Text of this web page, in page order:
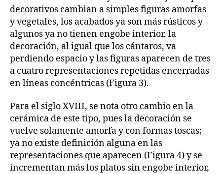
decorativos cambian a simples figuras amorfas
y vegetales, los acabados ya son más rústicos y
algunos ya no tienen engobe interior, la
decoración, al igual que los cántaros, va
perdiendo espacio y las figuras aparecen de tres
a cuatro representaciones repetidas encerradas
en líneas concéntricas (Figura 3).
Para el siglo XVIII, se nota otro cambio en la
cerámica de este tipo, pues la decoración se
vuelve solamente amorfa y con formas toscas;
ya no existe definición alguna en las
representaciones que aparecen (Figura 4) y se
incrementan más los platos sin engobe interior,